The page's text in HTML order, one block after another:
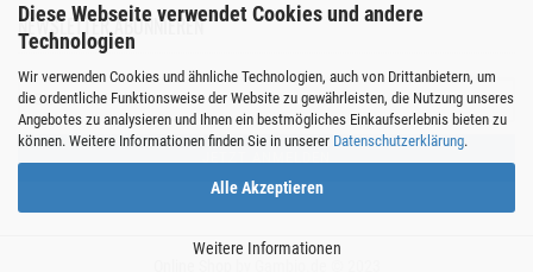
Diese Webseite verwendet Cookies und andere
Technologien
Wir verwenden Cookies und ähnliche Technologien, auch von Drittanbietern, um
die ordentliche Funktionsweise der Website zu gewährleisten, die Nutzung unseres
Angebotes zu analysieren und Ihnen ein bestmögliches Einkaufserlebnis bieten zu
können. Weitere Informationen finden Sie in unserer Datenschutzerklärung.
Alle Akzeptieren
Weitere Informationen
NEWSLETTER ABONNIEREN